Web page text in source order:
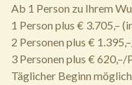
Ab 1 Person zu Ihrem
1 Person plus € 3.705,–
2 Personen plus €
3 Personen plus € 620,–/
Täglicher Beginn